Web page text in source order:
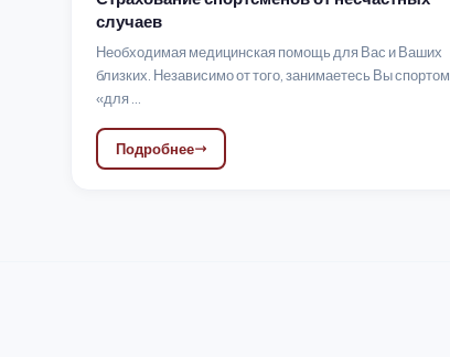
случаев
Необходимая медицинская помощь для Вас и Ваших
близких. Независимо от того, занимаетесь Вы спортом
«для ...
Подробнее